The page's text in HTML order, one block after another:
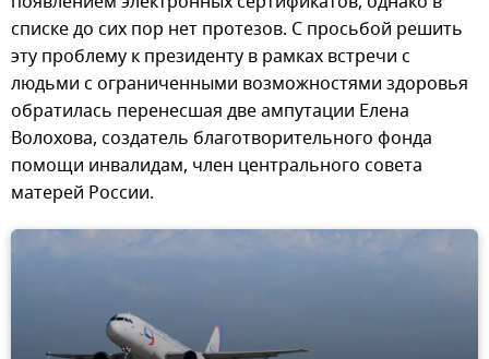
списке до сих пор нет протезов. С просьбой решить
эту проблему к президенту в рамках встречи с
людьми с ограниченными возможностями здоровья
обратилась перенесшая две ампутации Елена
Волохова, создатель благотворительного фонда
помощи инвалидам, член центрального совета
матерей России.